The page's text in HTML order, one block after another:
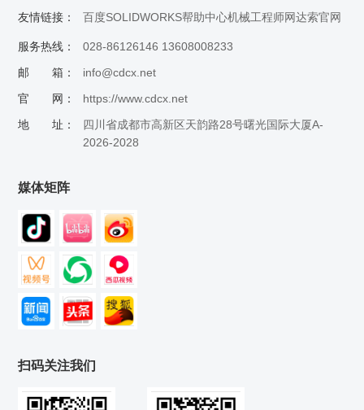
友情链接： 百度SOLIDWORKS帮助中心机械工程师网达索官网
服务热线：
028-86126146 13608008233
邮 箱：
info@cdcx.net
官 网：
https://www.cdcx.net
地 址：
四川省成都市高新区天韵路28号曙光国际大厦A-
2026-2028
媒体矩阵
扫码关注我们